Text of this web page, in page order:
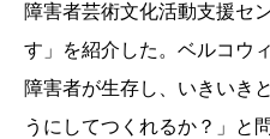
障害者芸術文化活動支援セ
す」を紹介した。ベルコウ
障害者が生存し、いきいき
うにしてつくれるか？」と